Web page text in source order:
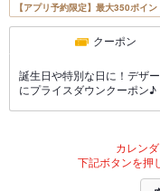
【アプリ予約限定】最大350ポイ
クーポン
誕生日や特別な日に！デザ
にプライスダウンクーポン♪
カレン
下記ボタンを押